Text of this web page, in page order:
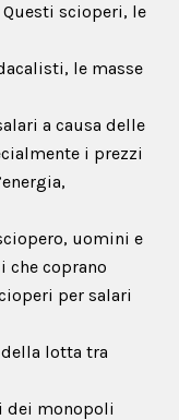
scioperi, le
le masse
a causa delle
i prezzi
uomini e
che coprano
per salari
lotta tra
dei monopoli